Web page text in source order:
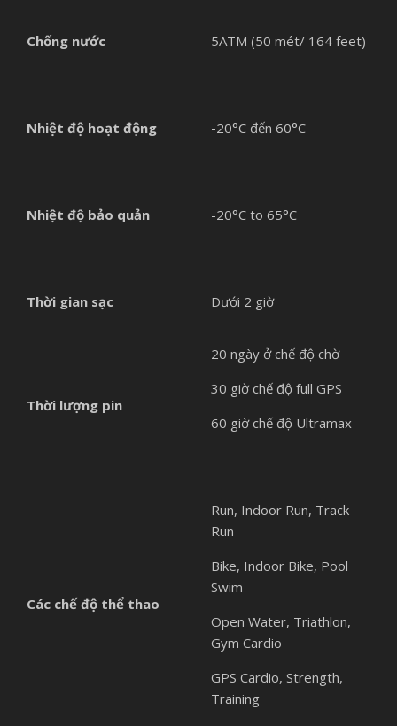
Chống nước 5ATM (50 mét/ 164 feet)
Nhiệt độ hoạt động -20°C đến 60°C
Nhiệt độ bảo quản -20°C to 65°C
Thời gian sạc Dưới 2 giờ
Thời lượng pin
20 ngày ở chế độ chờ
30 giờ chế độ full GPS
60 giờ chế độ Ultramax
Các chế độ thể thao
Run, Indoor Run, Track
Run
Bike, Indoor Bike, Pool
Swim
Open Water, Triathlon,
Gym Cardio
GPS Cardio, Strength,
Training